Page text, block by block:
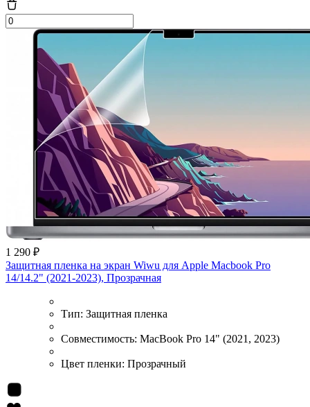
1 290 ₽
Защитная пленка на экран Wiwu для Apple Macbook Pro
14/14.2" (2021-2023), Прозрачная
Тип: Защитная пленка
Совместимость: MacBook Pro 14" (2021, 2023)
Цвет пленки: Прозрачный